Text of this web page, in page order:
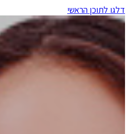
דלגו לתוכן הראשי